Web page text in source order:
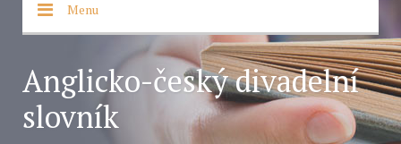
Menu
Anglicko-český divadelní
slovník